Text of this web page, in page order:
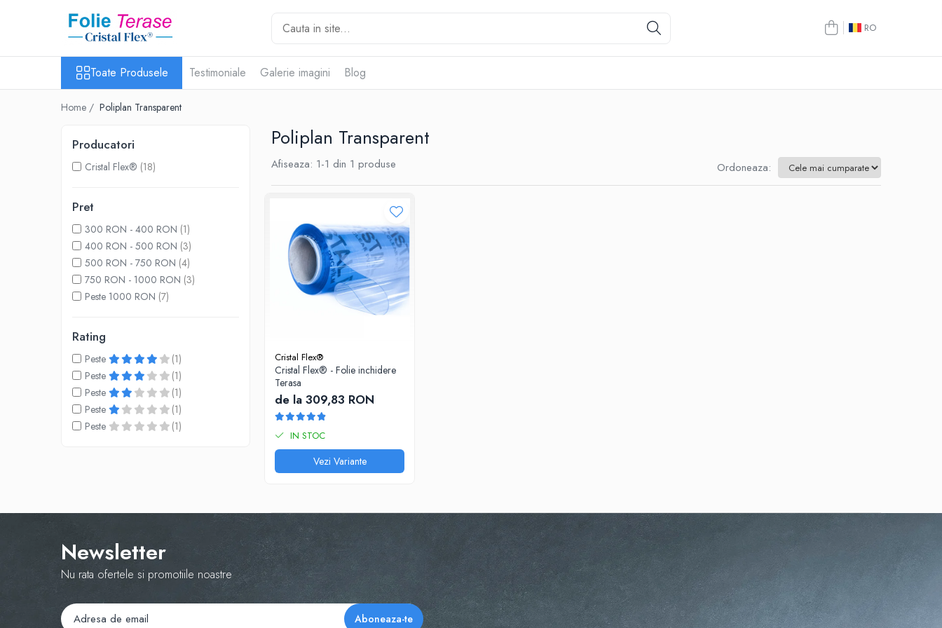
Toate Produsele
Folie Inchidere Terasa
Folie Inchidere Terasa Cristal
Folie Terasa Cristal Flex® 1 mm
Folie Terasa Cristal Flex® 2 mm
Cristal Flex® cu Insertie
Folie Terasa Premium
Accesorii Inchidere terasa
Cureluse PVC
Plasa Umbrire
Sistem culisare prelata
Sistem culisare prelata D24
RO
Toate Produsele Testimoniale Galerie imagini Blog
Home / Poliplan Transparent
Poliplan Transparent
Producatori
Cristal Flex® (18)
Pret
300 RON - 400 RON (1)
400 RON - 500 RON (3)
500 RON - 750 RON (4)
750 RON - 1000 RON (3)
Peste 1000 RON (7)
Rating
Peste
(1)
Peste
(1)
Peste
(1)
Peste
(1)
Peste
(1)
Afiseaza: 1-1 din 1 produse Ordoneaza:
Cristal Flex®
Cristal Flex® - Folie inchidere
Terasa
de la 309,83 RON
IN STOC
Vezi Variante
Newsletter
Nu rata ofertele si promotiile noastre